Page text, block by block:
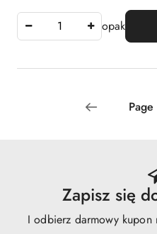
opak
Zapisz się
I odbierz darmowy kupon